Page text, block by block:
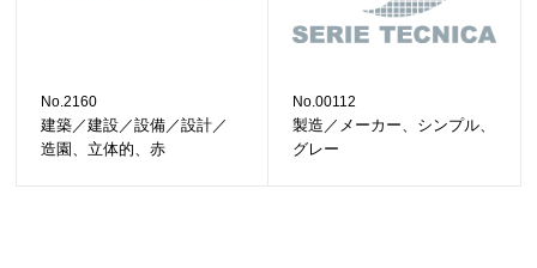
No.2160
建築／建設／設備／設計／
造園、立体的、赤
No.00112
製造／メーカー、シンプル、
グレー